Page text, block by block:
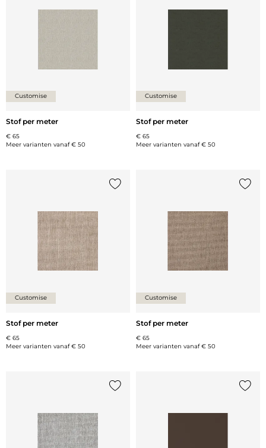
Customise
Stof per meter
€ 65
Meer varianten vanaf€ 50
Customise
Stof per meter
€ 65
Meer varianten vanaf€ 50
Customise
Stof per meter
€ 65
Meer varianten vanaf€ 50
Customise
Stof per meter
€ 65
Meer varianten vanaf€ 50